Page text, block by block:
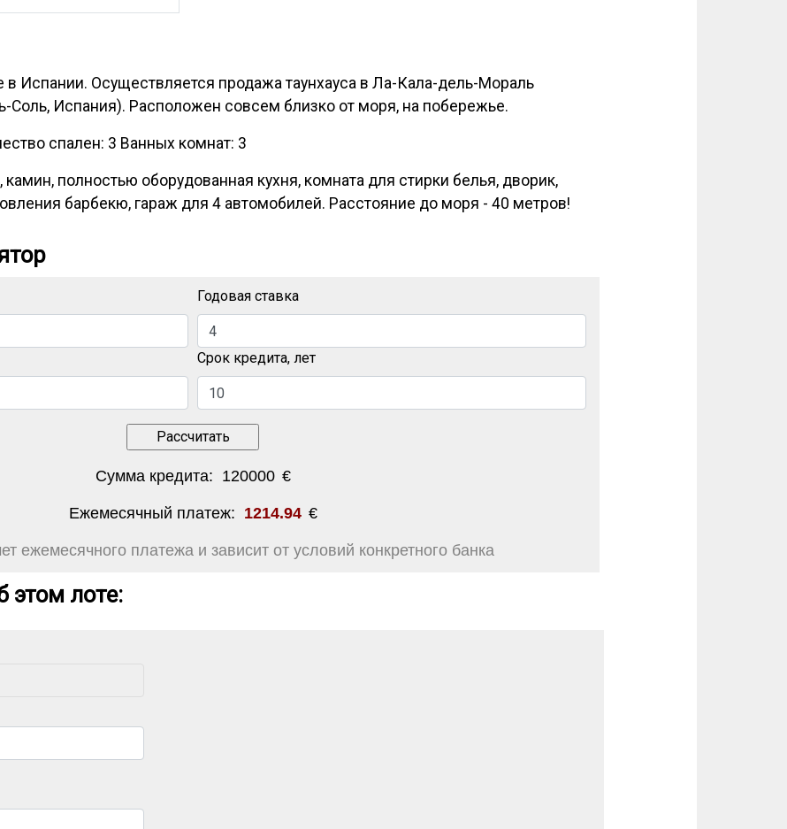
Испании. Осуществляется продажа таунхауса в Ла-Кала-дель-Мораль
Соль, Испания). Расположен совсем близко от моря, на побережье.
спален: 3 Ванных комнат: 3
полностью оборудованная кухня, комната для стирки белья, дворик,
барбекю, гараж для 4 автомобилей. Расстояние до моря - 40 метров!
Годовая ставка
Срок кредита, лет
Сумма кредита: 120000 €
Ежемесячный платеж: 1214.94 €
ежемесячного платежа и зависит от условий конкретного банка
этом лоте: